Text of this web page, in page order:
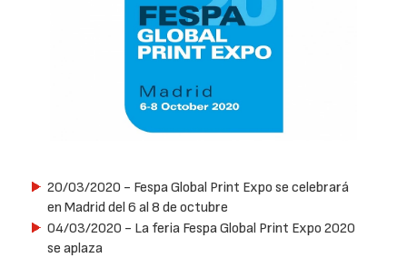
20/03/2020 - Fespa Global Print Expo se celebrará
en Madrid del 6 al 8 de octubre
04/03/2020 - La feria Fespa Global Print Expo 2020
se aplaza